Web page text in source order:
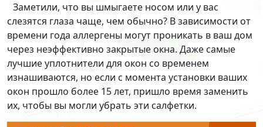
Заметили, что вы шмыгаете носом или у вас
слезятся глаза чаще, чем обычно? В зависимости от
времени года аллергены могут проникать в ваш дом
через неэффективно закрытые окна. Даже самые
лучшие уплотнители для окон со временем
изнашиваются, но если с момента установки ваших
окон прошло более 15 лет, пришло время заменить
их, чтобы вы могли убрать эти салфетки.